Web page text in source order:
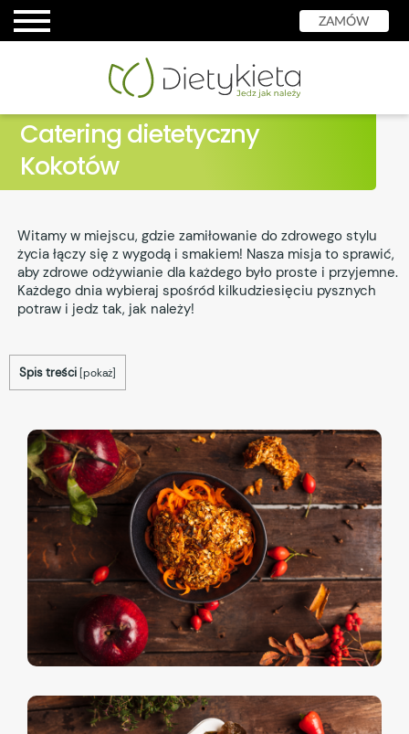
ZAMÓW
Catering dietetyczny
Kokotów
Witamy w miejscu, gdzie zamiłowanie do zdrowego stylu
życia łączy się z wygodą i smakiem! Nasza misja to sprawić,
aby zdrowe odżywianie dla każdego było proste i przyjemne.
Każdego dnia wybieraj spośród kilkudziesięciu pysznych
potraw i jedz tak, jak należy!
Spis treści [pokaż]